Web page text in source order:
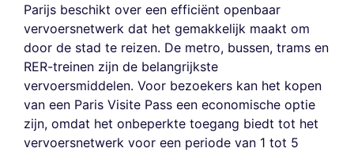
Parijs beschikt over een efficiënt openbaar
vervoersnetwerk dat het gemakkelijk maakt om
door de stad te reizen. De metro, bussen, trams en
RER-treinen zijn de belangrijkste
vervoersmiddelen. Voor bezoekers kan het kopen
van een Paris Visite Pass een economische optie
zijn, omdat het onbeperkte toegang biedt tot het
vervoersnetwerk voor een periode van 1 tot 5